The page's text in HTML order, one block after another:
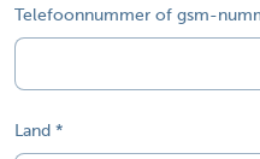
Telefoonnummer of gsm-
Land